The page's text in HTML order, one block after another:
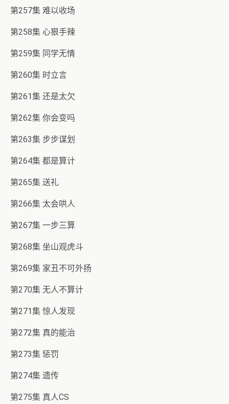
第257集 难以收场
第258集 心狠手辣
第259集 同学无情
第260集 时立言
第261集 还是太欠
第262集 你会变吗
第263集 步步谋划
第264集 都是算计
第265集 送礼
第266集 太会哄人
第267集 一步三算
第268集 坐山观虎斗
第269集 家丑不可外扬
第270集 无人不算计
第271集 惊人发现
第272集 真的能治
第273集 惩罚
第274集 遗传
第275集 真人CS